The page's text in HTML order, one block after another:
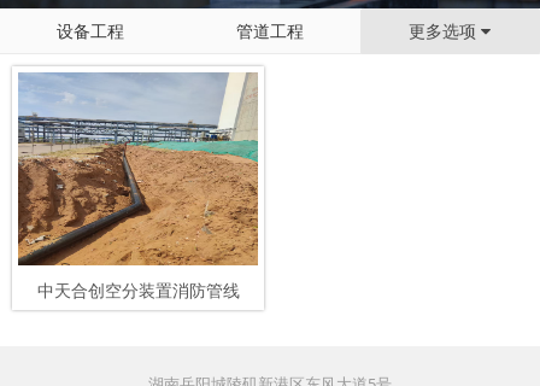
设备工程 管道工程 更多选项
中天合创空分装置消防管线